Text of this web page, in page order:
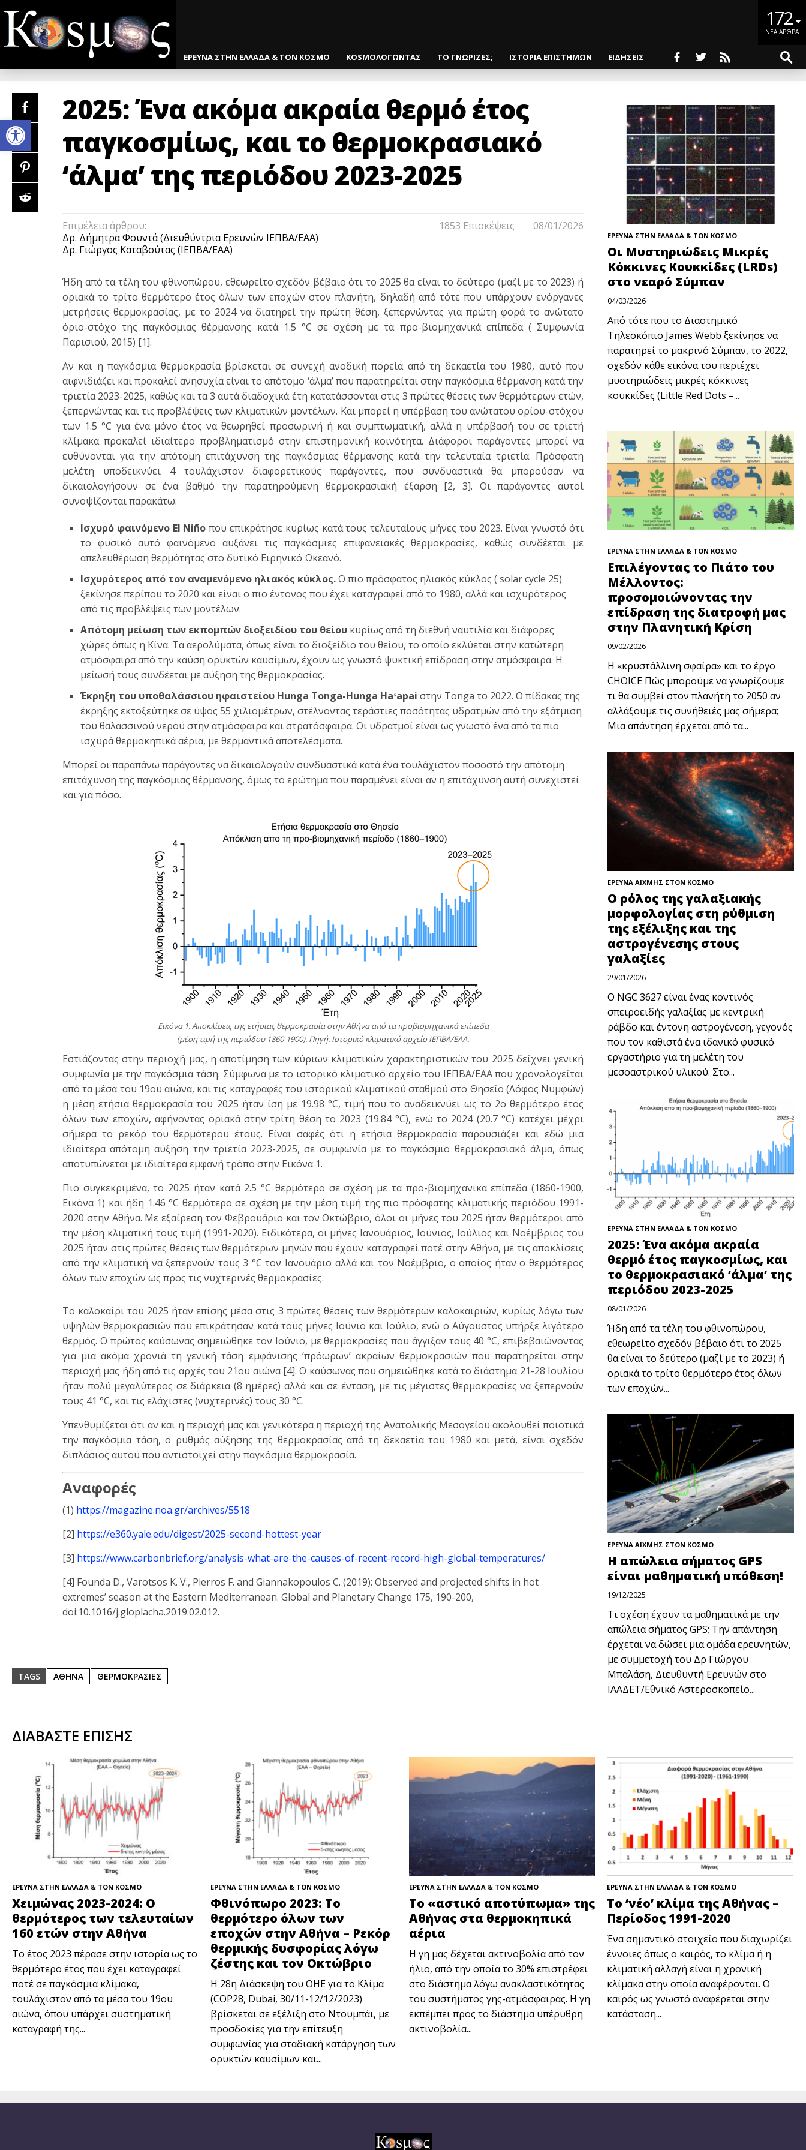
Open toolbar
172
ΝΕΑ ΑΡΘΡΑ
ΕΡΕΥΝΑ ΣΤΗΝ ΕΛΛΑΔΑ & ΤΟΝ ΚΟΣΜΟ KOSMOΛΟΓΩΝΤΑΣ ΤΟ ΓΝΩΡΙΖΕΣ; ΙΣΤΟΡΙΑ ΕΠΙΣΤΗΜΩΝ ΕΙΔΗΣΕΙΣ
2025: Ένα ακόμα ακραία θερμό έτος
παγκοσμίως, και το θερμοκρασιακό
‘άλμα’ της περιόδου 2023-2025
08/01/2026
1853 Eπισκέψεις
Επιμέλεια άρθρου:
Δρ. Δήμητρα Φουντά (Διευθύντρια Ερευνών ΙΕΠΒΑ/ΕΑΑ)
Δρ. Γιώργος Καταβούτας (ΙΕΠΒΑ/ΕΑΑ)
Ήδη από τα τέλη του φθινοπώρου, εθεωρείτο σχεδόν βέβαιο ότι το 2025 θα είναι το δεύτερο (μαζί με το 2023) ή
οριακά το τρίτο θερμότερο έτος όλων των εποχών στον πλανήτη, δηλαδή από τότε που υπάρχουν ενόργανες
μετρήσεις θερμοκρασίας, με το 2024 να διατηρεί την πρώτη θέση, ξεπερνώντας για πρώτη φορά το ανώτατο
όριο-στόχο της παγκόσμιας θέρμανσης κατά 1.5 °C σε σχέση με τα προ-βιομηχανικά επίπεδα ( Συμφωνία
Παρισιού, 2015) [1].
Αν και η παγκόσμια θερμοκρασία βρίσκεται σε συνεχή ανοδική πορεία από τη δεκαετία του 1980, αυτό που
αιφνιδιάζει και προκαλεί ανησυχία είναι το απότομο ‘άλμα’ που παρατηρείται στην παγκόσμια θέρμανση κατά την
τριετία 2023-2025, καθώς και τα 3 αυτά διαδοχικά έτη κατατάσσονται στις 3 πρώτες θέσεις των θερμότερων ετών,
ξεπερνώντας και τις προβλέψεις των κλιματικών μοντέλων. Και μπορεί η υπέρβαση του ανώτατου ορίου-στόχου
των 1.5 °C για ένα μόνο έτος να θεωρηθεί προσωρινή ή και συμπτωματική, αλλά η υπέρβασή του σε τριετή
κλίμακα προκαλεί ιδιαίτερο προβληματισμό στην επιστημονική κοινότητα. Διάφοροι παράγοντες μπορεί να
ευθύνονται για την απότομη επιτάχυνση της παγκόσμιας θέρμανσης κατά την τελευταία τριετία. Πρόσφατη
μελέτη υποδεικνύει 4 τουλάχιστον διαφορετικούς παράγοντες, που συνδυαστικά θα μπορούσαν να
δικαιολογήσουν σε ένα βαθμό την παρατηρούμενη θερμοκρασιακή έξαρση [2, 3]. Οι παράγοντες αυτοί
συνοψίζονται παρακάτω:
Ισχυρό φαινόμενο El Niño που επικράτησε κυρίως κατά τους τελευταίους μήνες του 2023. Είναι γνωστό ότι
το φυσικό αυτό φαινόμενο αυξάνει τις παγκόσμιες επιφανειακές θερμοκρασίες, καθώς συνδέεται με
απελευθέρωση θερμότητας στο δυτικό Ειρηνικό Ωκεανό.
Ισχυρότερος από τον αναμενόμενο ηλιακός κύκλος.Ο πιο πρόσφατος ηλιακός κύκλος ( solar cycle 25)
ξεκίνησε περίπου το 2020 και είναι ο πιο έντονος που έχει καταγραφεί από το 1980, αλλά και ισχυρότερος
από τις προβλέψεις των μοντέλων.
Απότομη μείωση των εκπομπών διοξειδίου του θείου κυρίως από τη διεθνή ναυτιλία και διάφορες
χώρες όπως η Κίνα. Τα αερολύματα, όπως είναι το διοξείδιο του θείου, το οποίο εκλύεται στην κατώτερη
ατμόσφαιρα από την καύση ορυκτών καυσίμων, έχουν ως γνωστό ψυκτική επίδραση στην ατμόσφαιρα. Η
μείωσή τους συνδέεται με αύξηση της θερμοκρασίας.
Έκρηξη του υποθαλάσσιου ηφαιστείου Hunga Tonga-Hunga Haʻapai στην Tonga το 2022. Ο πίδακας της
έκρηξης εκτοξεύτηκε σε ύψος 55 χιλιομέτρων, στέλνοντας τεράστιες ποσότητας υδρατμών από την εξάτμιση
του θαλασσινού νερού στην ατμόσφαιρα και στρατόσφαιρα. Οι υδρατμοί είναι ως γνωστό ένα από τα πιο
ισχυρά θερμοκηπικά αέρια, με θερμαντικά αποτελέσματα.
Μπορεί οι παραπάνω παράγοντες να δικαιολογούν συνδυαστικά κατά ένα τουλάχιστον ποσοστό την απότομη
επιτάχυνση της παγκόσμιας θέρμανσης, όμως το ερώτημα που παραμένει είναι αν η επιτάχυνση αυτή συνεχιστεί
και για πόσο.
Εικόνα 1. Αποκλίσεις της ετήσιας θερμοκρασία στην Αθήνα από τα προβιομηχανικά επίπεδα
(μέση τιμή της περιόδου 1860-1900). Πηγή: Ιστορικό κλιματικό αρχείο ΙΕΠΒΑ/ΕΑΑ.
Εστιάζοντας στην περιοχή μας, η αποτίμηση των κύριων κλιματικών χαρακτηριστικών του 2025 δείχνει γενική
συμφωνία με την παγκόσμια τάση. Σύμφωνα με το ιστορικό κλιματικό αρχείο του ΙΕΠΒΑ/ΕΑΑ που χρονολογείται
από τα μέσα του 19ου αιώνα, και τις καταγραφές του ιστορικού κλιματικού σταθμού στο Θησείο (Λόφος Νυμφών)
η μέση ετήσια θερμοκρασία του 2025 ήταν ίση με 19.98 °C, τιμή που το αναδεικνύει ως το 2ο θερμότερο έτος
όλων των εποχών, αφήνοντας οριακά στην τρίτη θέση το 2023 (19.84 °C), ενώ το 2024 (20.7 °C) κατέχει μέχρι
σήμερα το ρεκόρ του θερμότερου έτους. Είναι σαφές ότι η ετήσια θερμοκρασία παρουσιάζει και εδώ μια
ιδιαίτερα απότομη αύξηση την τριετία 2023-2025, σε συμφωνία με το παγκόσμιο θερμοκρασιακό άλμα, όπως
αποτυπώνεται με ιδιαίτερα εμφανή τρόπο στην Εικόνα 1.
Πιο συγκεκριμένα, το 2025 ήταν κατά 2.5 °C θερμότερο σε σχέση με τα προ-βιομηχανικα επίπεδα (1860-1900,
Εικόνα 1) και ήδη 1.46 °C θερμότερο σε σχέση με την μέση τιμή της πιο πρόσφατης κλιματικής περιόδου 1991-
2020 στην Αθήνα. Με εξαίρεση τον Φεβρουάριο και τον Οκτώβριο, όλοι οι μήνες του 2025 ήταν θερμότεροι από
την μέση κλιματική τους τιμή (1991-2020). Ειδικότερα, οι μήνες Ιανουάριος, Ιούνιος, Ιούλιος και Νοέμβριος του
2025 ήταν στις πρώτες θέσεις των θερμότερων μηνών που έχουν καταγραφεί ποτέ στην Αθήνα, με τις αποκλίσεις
από την κλιματική να ξεπερνούν τους 3 °C τον Ιανουάριο αλλά και τον Νοέμβριο, ο οποίος ήταν ο θερμότερος
όλων των εποχών ως προς τις νυχτερινές θερμοκρασίες.
Το καλοκαίρι του 2025 ήταν επίσης μέσα στις 3 πρώτες θέσεις των θερμότερων καλοκαιριών, κυρίως λόγω των
υψηλών θερμοκρασιών που επικράτησαν κατά τους μήνες Ιούνιο και Ιούλιο, ενώ ο Αύγουστος υπήρξε λιγότερο
θερμός. Ο πρώτος καύσωνας σημειώθηκε τον Ιούνιο, με θερμοκρασίες που άγγιξαν τους 40 °C, επιβεβαιώνοντας
για μια ακόμα χρονιά τη γενική τάση εμφάνισης ‘πρόωρων’ ακραίων θερμοκρασιών που παρατηρείται στην
περιοχή μας ήδη από τις αρχές του 21ου αιώνα [4]. Ο καύσωνας που σημειώθηκε κατά το διάστημα 21-28 Ιουλίου
ήταν πολύ μεγαλύτερος σε διάρκεια (8 ημέρες) αλλά και σε ένταση, με τις μέγιστες θερμοκρασίες να ξεπερνούν
τους 41 °C, και τις ελάχιστες (νυχτερινές) τους 30 °C.
Υπενθυμίζεται ότι αν και η περιοχή μας και γενικότερα η περιοχή της Ανατολικής Μεσογείου ακολουθεί ποιοτικά
την παγκόσμια τάση, ο ρυθμός αύξησης της θερμοκρασίας από τη δεκαετία του 1980 και μετά, είναι σχεδόν
διπλάσιος αυτού που αντιστοιχεί στην παγκόσμια θερμοκρασία.
Αναφορές
(1) https://magazine.noa.gr/archives/5518
[2] https://e360.yale.edu/digest/2025-second-hottest-year
[3] https://www.carbonbrief.org/analysis-what-are-the-causes-of-recent-record-high-global-temperatures/
[4] Founda D., Varotsos K. V., Pierros F. and Giannakopoulos C. (2019): Observed and projected shifts in hot
extremes’ season at the Eastern Mediterranean. Global and Planetary Change 175, 190-200,
doi:10.1016/j.gloplacha.2019.02.012.
TAGS ΑΘΗΝΑ ΘΕΡΜΟΚΡΑΣΙΕΣ
ΕΡΕΥΝΑ ΣΤΗΝ ΕΛΛΑΔΑ & ΤΟΝ ΚΟΣΜΟ
Οι Μυστηριώδεις Μικρές
Κόκκινες Κουκκίδες (LRDs)
στο νεαρό Σύμπαν
04/03/2026
Από τότε που το Διαστημικό
Τηλεσκόπιο James Webb ξεκίνησε να
παρατηρεί το μακρινό Σύμπαν, το 2022,
σχεδόν κάθε εικόνα του περιέχει
μυστηριώδεις μικρές κόκκινες
κουκκίδες (Little Red Dots –...
ΕΡΕΥΝΑ ΣΤΗΝ ΕΛΛΑΔΑ & ΤΟΝ ΚΟΣΜΟ
Επιλέγοντας το Πιάτο του
Μέλλοντος:
προσομοιώνοντας την
επίδραση της διατροφή μας
στην Πλανητική Κρίση
09/02/2026
Η «κρυστάλλινη σφαίρα» και το έργο
CHOICE Πώς μπορούμε να γνωρίζουμε
τι θα συμβεί στον πλανήτη το 2050 αν
αλλάξουμε τις συνήθειές μας σήμερα;
Μια απάντηση έρχεται από τα...
ΕΡΕΥΝΑ ΑΙΧΜΗΣ ΣΤΟΝ ΚΟΣΜΟ
Ο ρόλος της γαλαξιακής
μορφολογίας στη ρύθμιση
της εξέλιξης και της
αστρογένεσης στους
γαλαξίες
29/01/2026
Ο NGC 3627 είναι ένας κοντινός
σπειροειδής γαλαξίας με κεντρική
ράβδο και έντονη αστρογένεση, γεγονός
που τον καθιστά ένα ιδανικό φυσικό
εργαστήριο για τη μελέτη του
μεσοαστρικού υλικού. Στο...
ΕΡΕΥΝΑ ΣΤΗΝ ΕΛΛΑΔΑ & ΤΟΝ ΚΟΣΜΟ
2025: Ένα ακόμα ακραία
θερμό έτος παγκοσμίως, και
το θερμοκρασιακό ‘άλμα’ της
περιόδου 2023-2025
08/01/2026
Ήδη από τα τέλη του φθινοπώρου,
εθεωρείτο σχεδόν βέβαιο ότι το 2025
θα είναι το δεύτερο (μαζί με το 2023) ή
οριακά το τρίτο θερμότερο έτος όλων
των εποχών...
ΕΡΕΥΝΑ ΑΙΧΜΗΣ ΣΤΟΝ ΚΟΣΜΟ
Η απώλεια σήματος GPS
είναι μαθηματική υπόθεση!
19/12/2025
Τι σχέση έχουν τα μαθηματικά με την
απώλεια σήματος GPS; Την απάντηση
έρχεται να δώσει μια ομάδα ερευνητών,
με συμμετοχή του Δρ Γιώργου
Μπαλάση, Διευθυντή Ερευνών στο
ΙΑΑΔΕΤ/Εθνικό Αστεροσκοπείο...
ΔΙΑΒΑΣΤΕ ΕΠΙΣΗΣ
ΕΡΕΥΝΑ ΣΤΗΝ ΕΛΛΑΔΑ & ΤΟΝ ΚΟΣΜΟ
Χειμώνας 2023-2024: Ο
θερμότερος των τελευταίων
160 ετών στην Αθήνα
Το έτος 2023 πέρασε στην ιστορία ως το
θερμότερο έτος που έχει καταγραφεί
ποτέ σε παγκόσμια κλίμακα,
τουλάχιστον από τα μέσα του 19ου
αιώνα, όπου υπάρχει συστηματική
καταγραφή της...
ΕΡΕΥΝΑ ΣΤΗΝ ΕΛΛΑΔΑ & ΤΟΝ ΚΟΣΜΟ
Φθινόπωρο 2023: Το
θερμότερο όλων των
εποχών στην Αθήνα – Ρεκόρ
θερμικής δυσφορίας λόγω
ζέστης και τον Οκτώβριο
Η 28η Διάσκεψη του ΟΗΕ για το Κλίμα
(COP28, Dubai, 30/11-12/12/2023)
βρίσκεται σε εξέλιξη στο Ντουμπάι, με
προσδοκίες για την επίτευξη
συμφωνίας για σταδιακή κατάργηση των
ορυκτών καυσίμων και...
ΕΡΕΥΝΑ ΣΤΗΝ ΕΛΛΑΔΑ & ΤΟΝ ΚΟΣΜΟ
Το «αστικό αποτύπωμα» της
Αθήνας στα θερμοκηπικά
αέρια
Η γη μας δέχεται ακτινοβολία από τον
ήλιο, από την οποία το 30% επιστρέφει
στο διάστημα λόγω ανακλαστικότητας
του συστήματος γης-ατμόσφαιρας. Η γη
εκπέμπει προς το διάστημα υπέρυθρη
ακτινοβολία...
ΕΡΕΥΝΑ ΣΤΗΝ ΕΛΛΑΔΑ & ΤΟΝ ΚΟΣΜΟ
Το ‘νέο’ κλίμα της Αθήνας –
Περίοδος 1991-2020
Ένα σημαντικό στοιχείο που διαχωρίζει
έννοιες όπως ο καιρός, το κλίμα ή η
κλιματική αλλαγή είναι η χρονική
κλίμακα στην οποία αναφέρονται. Ο
καιρός ως γνωστό αναφέρεται στην
κατάσταση...